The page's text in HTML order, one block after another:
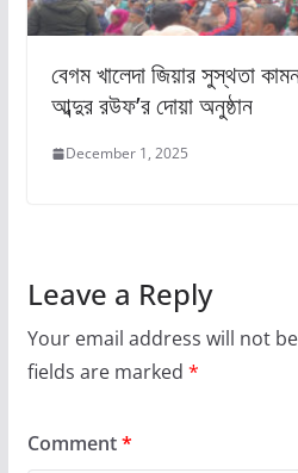
বেগম খালেদা জিয়ার সুস্থতা
আব্দুর রউফ’র দোয়া অনুষ্ঠান
December 1, 2025
Leave a Reply
Your email address will not
fields are marked *
Comment*